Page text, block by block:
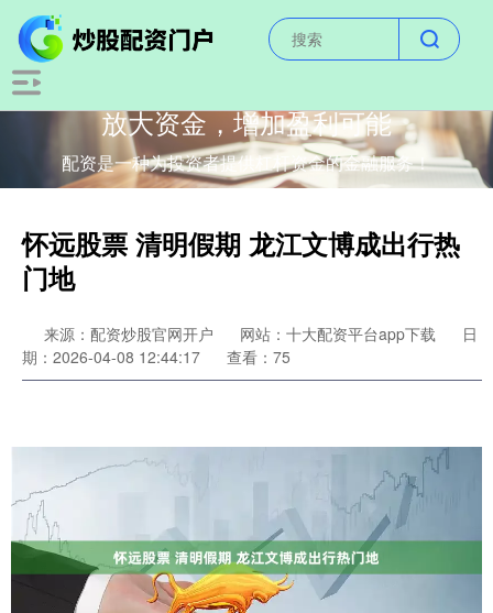
放大资金，增加盈利可能
配资是一种为投资者提供杠杆资金的金融服务！
怀远股票 清明假期 龙江文博成出行热
门地
来源：配资炒股官网开户 网站：十大配资平台app下载
日
期：2026-04-08 12:44:17
查看：75